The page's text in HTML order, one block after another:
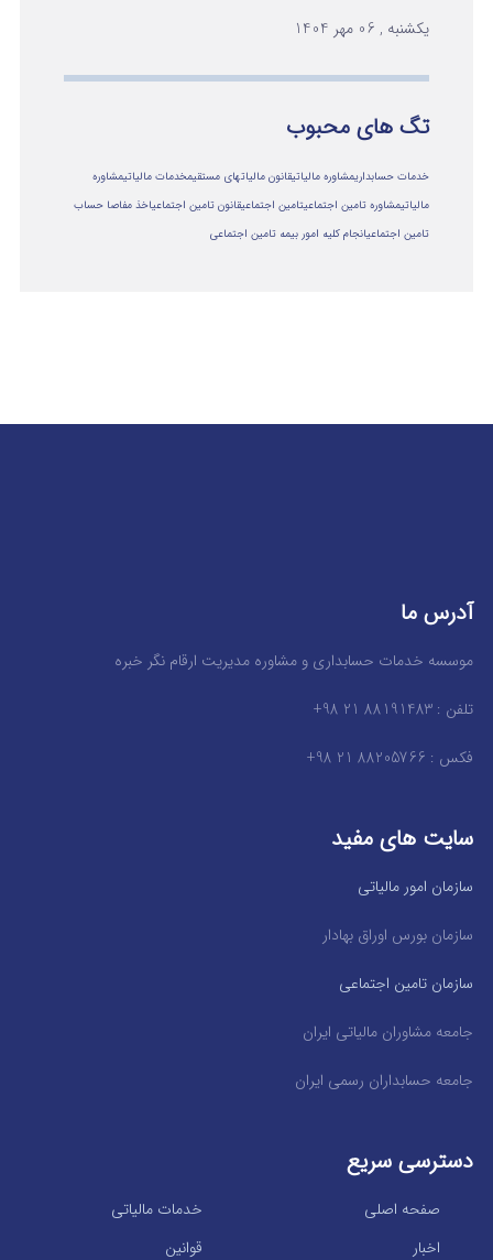
یکشنبه , 06 مهر 1404
تگ های محبوب
خدمات حسابداریمشاوره مالیاتیقانون مالیاتهای مستقیمخدمات مالیاتیمشاوره
مالياتيمشاوره تامین اجتماعیتامین اجتماعیقانون تامین اجتماعیاخذ مفاصا حساب
تامین اجتماعیانجام کلیه امور بیمه تامین اجتماعی
آدرس ما
موسسه خدمات حسابداری و مشاوره مدیریت ارقام نگر خبره
تلفن : 88191483 21 98+
فکس : 88205766 21 98+
سایت های مفید
سازمان امور مالیاتی
سازمان بورس اوراق بهادار
سازمان تامین اجتماعی
جامعه مشاوران مالیاتی ایران
جامعه حسابداران رسمی ایران
دسترسی سریع
خدمات مالیاتی
صفحه اصلی
قوانین
اخبار